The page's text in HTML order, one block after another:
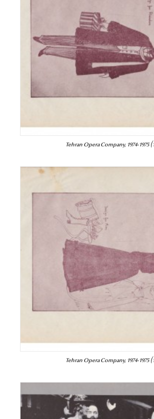
Tehran Opera Company, 1974-1975
Tehran Opera Company, 1974-1975